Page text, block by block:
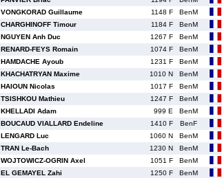
VONGKORAD Guillaume 1148 F BenM
CHARGHINOFF Timour 1184 F BenM
NGUYEN Anh Duc 1267 F BenM
RENARD-FEYS Romain 1074 F BenM
HAMDACHE Ayoub 1231 F BenM
KHACHATRYAN Maxime 1010 N BenM
HAIOUN Nicolas 1017 F BenM
TSISHKOU Mathieu 1247 F BenM
KHELLADI Adam 999 E BenM
BOUCAUD VIALLARD Endeline 1410 F BenF
LENGARD Luc 1060 N BenM
TRAN Le-Bach 1230 N BenM
WOJTOWICZ-OGRIN Axel 1051 F BenM
EL GEMAYEL Zahi 1250 F BenM